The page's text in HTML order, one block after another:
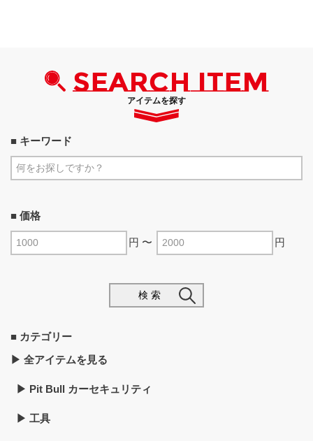
SEARCH ITEM
アイテムを探す
■ キーワード
■ 価格
円 〜 円
検 索
■ カテゴリー
▶︎ 全アイテムを見る
▶︎ Pit Bull カーセキュリティ
▶︎ 工具